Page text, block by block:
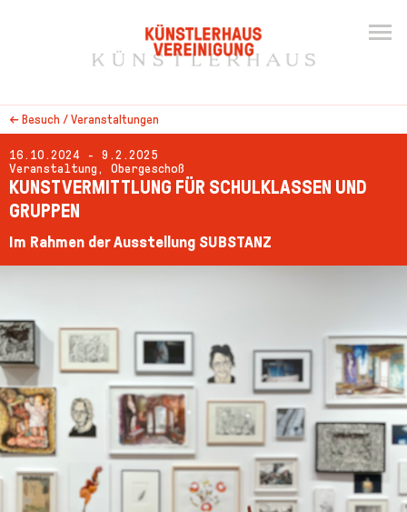
← Besuch / Veranstaltungen
16.10.2024 - 9.2.2025
Veranstaltung, Obergeschoß
KUNSTVERMITTLUNG FÜR SCHULKLASSEN UND
GRUPPEN
Im Rahmen der Ausstellung SUBSTANZ